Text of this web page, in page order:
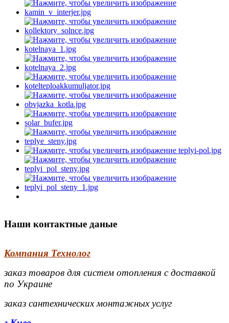
Наши контактные даные
Компания Технолог
заказ товаров для систем отопления с доставкой
по Украине
заказ сантехнических монтажных услуг